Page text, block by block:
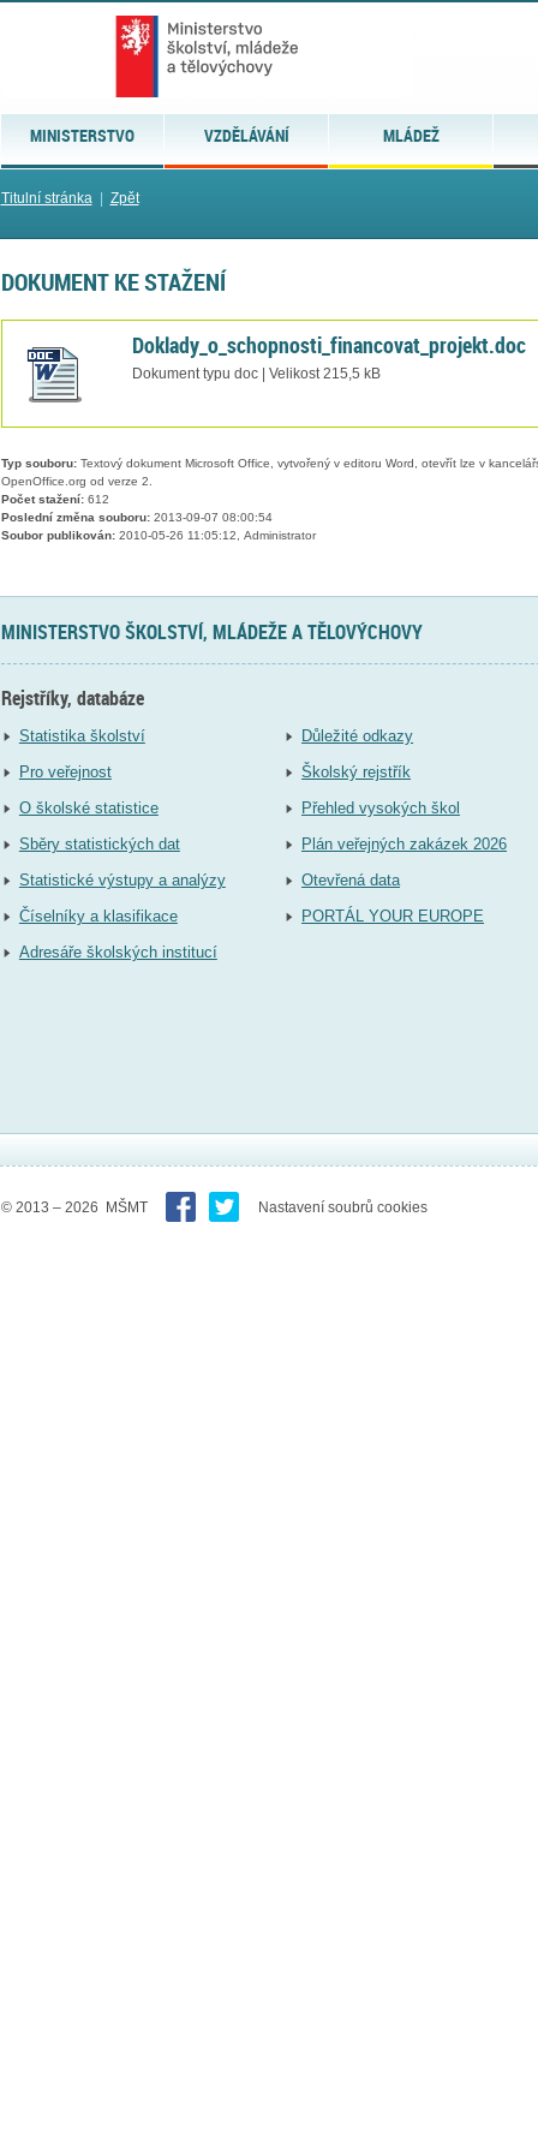
MINISTERSTVO VZDĚLÁVÁNÍ MLÁDEŽ
Titulní stránka| Zpět
DOKUMENT KE STAŽENÍ
Doklady_o_schopnosti_financovat_projekt.doc
Dokument typu doc | Velikost 215,5 kB
Typ souboru:Textový dokument Microsoft Office, vytvořený v editoru Word, otevřít lze v
OpenOffice.org od verze 2.
Počet stažení:612
Poslední změna souboru:2013-09-07 08:00:54
Soubor publikován:2010-05-26 11:05:12, Administrator
MINISTERSTVO ŠKOLSTVÍ, MLÁDEŽE A TĚLOVÝCHOVY
Rejstříky, databáze
Statistika školství
Pro veřejnost
O školské statistice
Sběry statistických dat
Statistické výstupy a analýzy
Číselníky a klasifikace
Adresáře školských institucí
Důležité odkazy
Školský rejstřík
Přehled vysokých škol
Plán veřejných zakázek 2026
Otevřená data
PORTÁL YOUR EUROPE
© 2013 – 2026 MŠMT Nastavení soubrů cookies